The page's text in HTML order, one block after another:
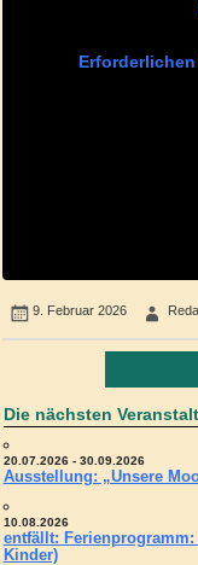
9. Februar 2026
Die nächsten
20.07.2026 - 30.09.2026
Ausstellung: „Unsere
10.08.2026
entfällt:
Kinder)